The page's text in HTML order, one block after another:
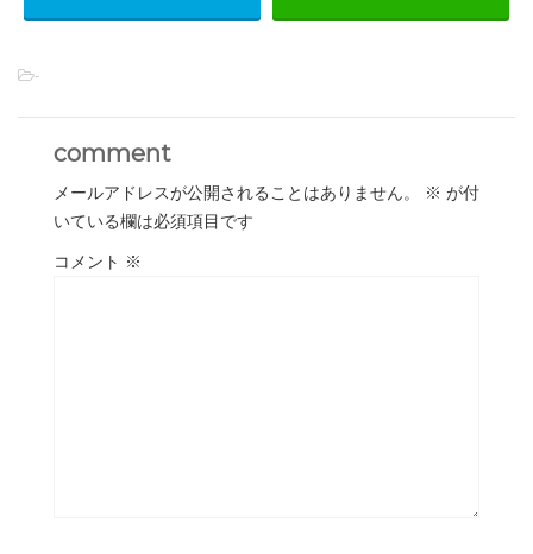
-
comment
メールアドレスが公開されることはありません。 ※ が付
いている欄は必須項目です
コメント ※